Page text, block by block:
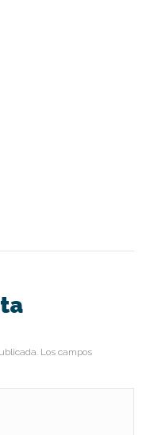
Los campos